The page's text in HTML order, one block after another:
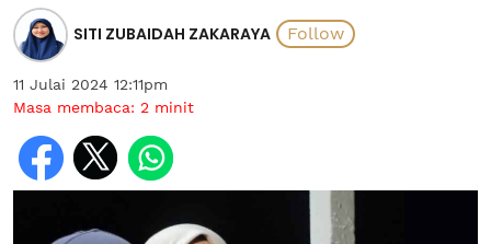
SITI ZUBAIDAH ZAKARAYA
11 Julai 2024 12:11pm
Masa membaca: 2 minit